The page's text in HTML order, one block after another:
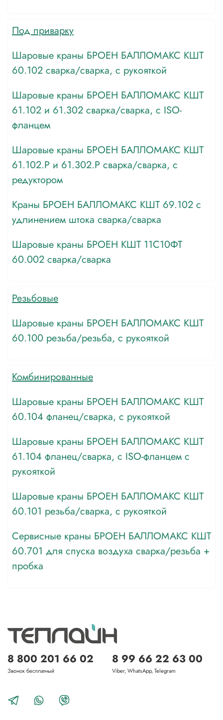
Под приварку
Шаровые краны БРОЕН БАЛЛОМАКС КШТ
60.102 сварка/cварка, с рукояткой
Шаровые краны БРОЕН БАЛЛОМАКС КШТ
61.102 и 61.302 сварка/cварка, с ISO-
фланцем
Шаровые краны БРОЕН БАЛЛОМАКС КШТ
61.102.Р и 61.302.Р сварка/cварка, с
редуктором
Краны БРОЕН БАЛЛОМАКС КШТ 69.102 с
удлинением штока сварка/сварка
Шаровые краны БРОЕН КШТ 11С10ФТ
60.002 сварка/cварка
Резьбовые
Шаровые краны БРОЕН БАЛЛОМАКС КШТ
60.100 резьба/резьба, с рукояткой
Комбинированные
Шаровые краны БРОЕН БАЛЛОМАКС КШТ
60.104 фланец/cварка, с рукояткой
Шаровые краны БРОЕН БАЛЛОМАКС КШТ
61.104 фланец/cварка, с ISO-фланцем с
рукояткой
Шаровые краны БРОЕН БАЛЛОМАКС КШТ
60.101 резьба/сварка, с рукояткой
Сервисные краны БРОЕН БАЛЛОМАКС КШТ
60.701 для спуска воздуха сварка/резьба +
пробка
8 800 201 66 02
Звонок бесплатный
8 99 66 22 63 00
Viber, WhatsApp, Telegram